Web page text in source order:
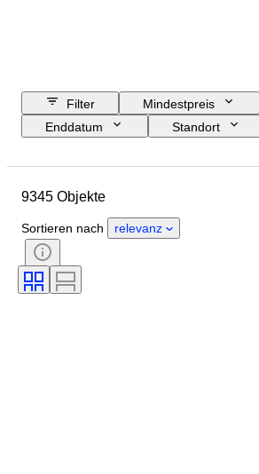
Filter Mindestpreis
Enddatum
Standort
Herkunftsland
Geschlecht
Zustand
Zubehör
Periode
Einband
Material Uhrenarmband
9345 Objekte
Sortieren nach relevanz